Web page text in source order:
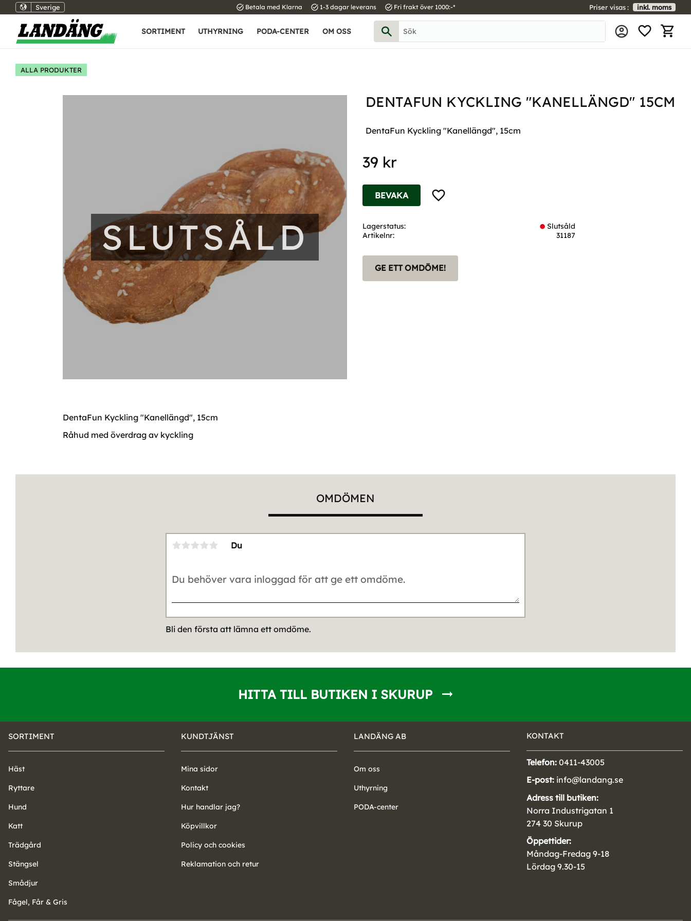
Sverige task_alt Betala med Klarna task_alt 1-3 dagar leverans task_alt Fri frakt över 1000:-* Priser visas inkl. moms
SORTIMENT UTHYRNING PODA-CENTER OM OSS
ALLA PRODUKTER
DENTAFUN KYCKLING "KANELLÄNGD" 15CM
DentaFun Kyckling "Kanellängd", 15cm
SLUTSÅLD
39 kr
Lägg till i favoriter
BEVAKA
Lagerstatus
Slutsåld
Artikelnr
31187
GE ETT OMDÖME!
DentaFun Kyckling "Kanellängd", 15cm
Råhud med överdrag av kyckling
OMDÖMEN
Du
Bli den första att lämna ett omdöme.
HITTA TILL BUTIKEN I SKURUP
SORTIMENT
Häst
Ryttare
Hund
Katt
Trädgård
Stängsel
Smådjur
Fågel, Får & Gris
KUNDTJÄNST
Mina sidor
Kontakt
Hur handlar jag?
Köpvillkor
Policy och cookies
Reklamation och retur
LANDÄNG AB
Om oss
Uthyrning
PODA-center
KONTAKT
Telefon: 0411-43005
E-post: info@landang.se
Adress till butiken:
Norra Industrigatan 1
274 30 Skurup
Öppettider:
Måndag-Fredag 9-18
Lördag 9.30-15